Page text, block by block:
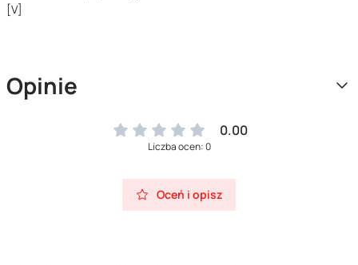
[V]
Opinie
0.00
Liczba ocen: 0
Oceń i opisz